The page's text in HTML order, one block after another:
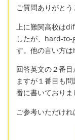
ご質問ありがとう
上に難関高校は
したが、hard-
す。他の言い方
回答英文の２番
ますが１番目も
番に書いておりま
ご参考いただけれ